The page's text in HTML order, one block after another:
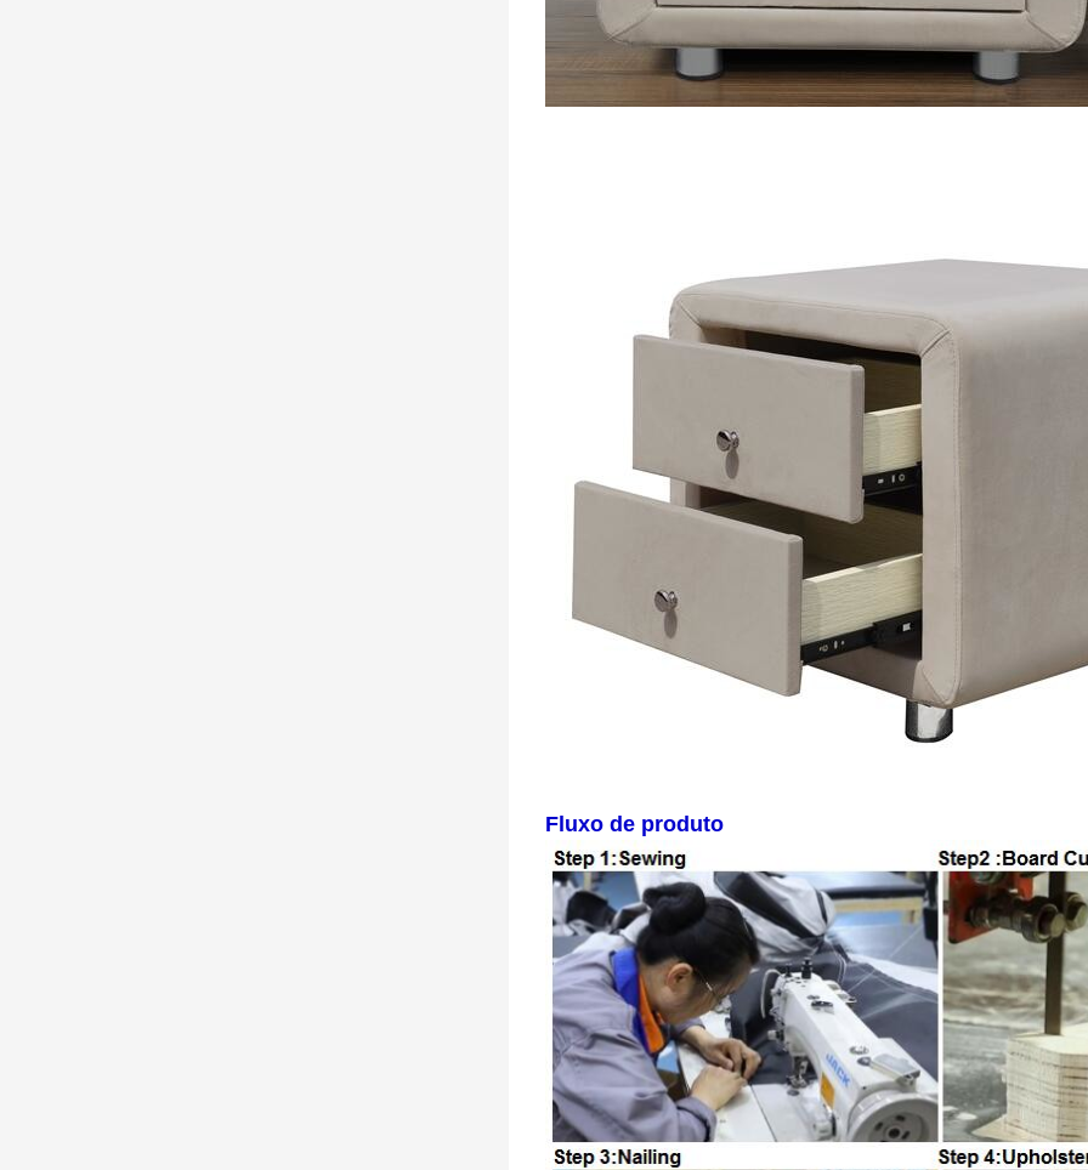
Ligaremos para você em breve!
Fluxo de produto